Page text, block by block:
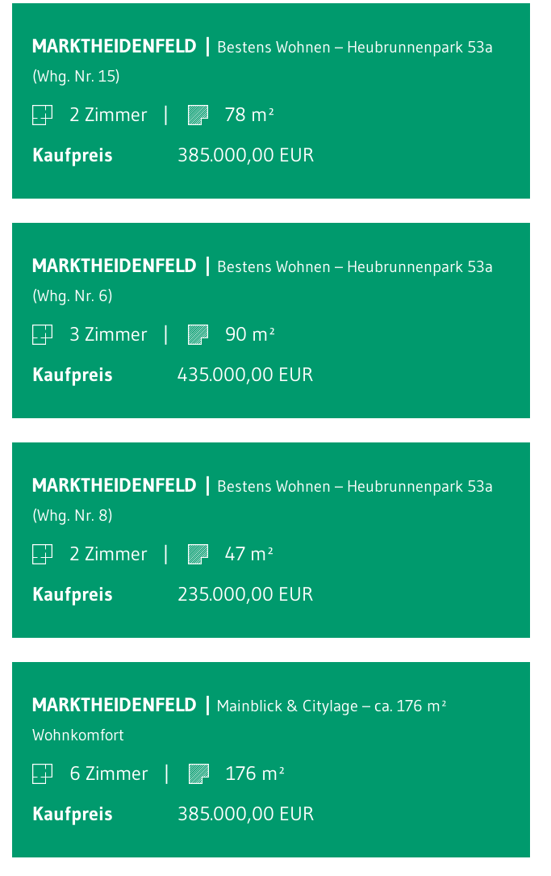
MARKTHEIDENFELD
Bestens Wohnen – Heubrunnenpark 53a
(Whg. Nr. 15)
2 Zimmer
78 m²
Kaufpreis
385.000,00 EUR
MARKTHEIDENFELD
Bestens Wohnen – Heubrunnenpark 53a
(Whg. Nr. 6)
3 Zimmer
90 m²
Kaufpreis
435.000,00 EUR
MARKTHEIDENFELD
Bestens Wohnen – Heubrunnenpark 53a
(Whg. Nr. 8)
2 Zimmer
47 m²
Kaufpreis
235.000,00 EUR
MARKTHEIDENFELD
Mainblick & Citylage – ca. 176 m²
Wohnkomfort
6 Zimmer
176 m²
Kaufpreis
385.000,00 EUR